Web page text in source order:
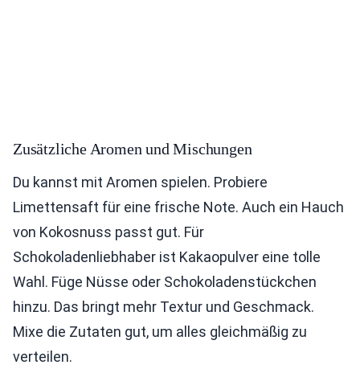
Zusätzliche Aromen und Mischungen
Du kannst mit Aromen spielen. Probiere
Limettensaft für eine frische Note. Auch ein Hauch
von Kokosnuss passt gut. Für
Schokoladenliebhaber ist Kakaopulver eine tolle
Wahl. Füge Nüsse oder Schokoladenstückchen
hinzu. Das bringt mehr Textur und Geschmack.
Mixe die Zutaten gut, um alles gleichmäßig zu
verteilen.